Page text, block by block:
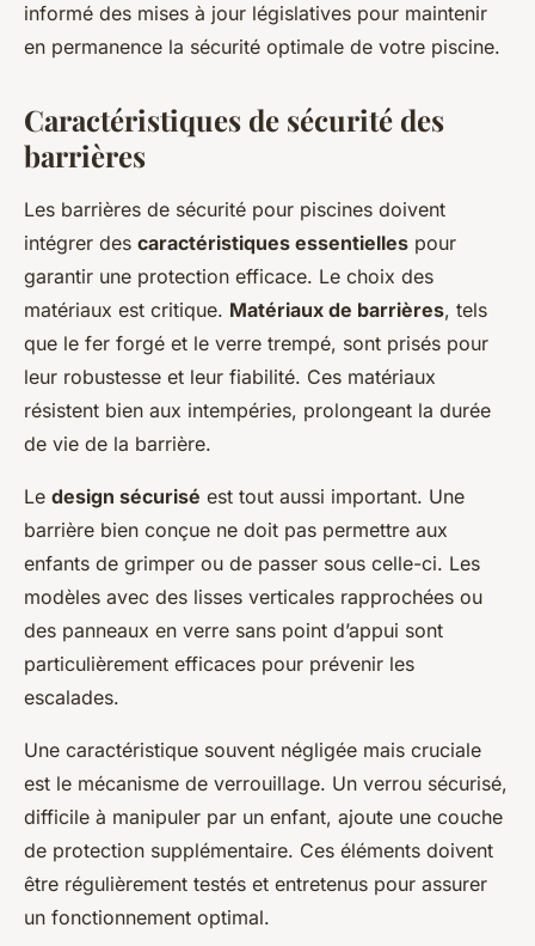
informé des mises à jour législatives pour maintenir
en permanence la sécurité optimale de votre piscine.
Caractéristiques de sécurité des
barrières
Les barrières de sécurité pour piscines doivent
intégrer des caractéristiques essentielles pour
garantir une protection efficace. Le choix des
matériaux est critique. Matériaux de barrières, tels
que le fer forgé et le verre trempé, sont prisés pour
leur robustesse et leur fiabilité. Ces matériaux
résistent bien aux intempéries, prolongeant la durée
de vie de la barrière.
Le design sécurisé est tout aussi important. Une
barrière bien conçue ne doit pas permettre aux
enfants de grimper ou de passer sous celle-ci. Les
modèles avec des lisses verticales rapprochées ou
des panneaux en verre sans point d’appui sont
particulièrement efficaces pour prévenir les
escalades.
Une caractéristique souvent négligée mais cruciale
est le mécanisme de verrouillage. Un verrou sécurisé,
difficile à manipuler par un enfant, ajoute une couche
de protection supplémentaire. Ces éléments doivent
être régulièrement testés et entretenus pour assurer
un fonctionnement optimal.